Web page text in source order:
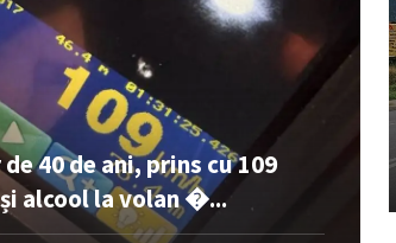
40 de ani, prins cu 109
alcool la volan �...